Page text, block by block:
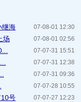
07-08-01 12:30
继海
07-08-01 02:56
场
07-07-31 15:51
07-07-31 12:38
07-07-31 09:36
07-07-28 10:55
07-07-27 12:23
10号